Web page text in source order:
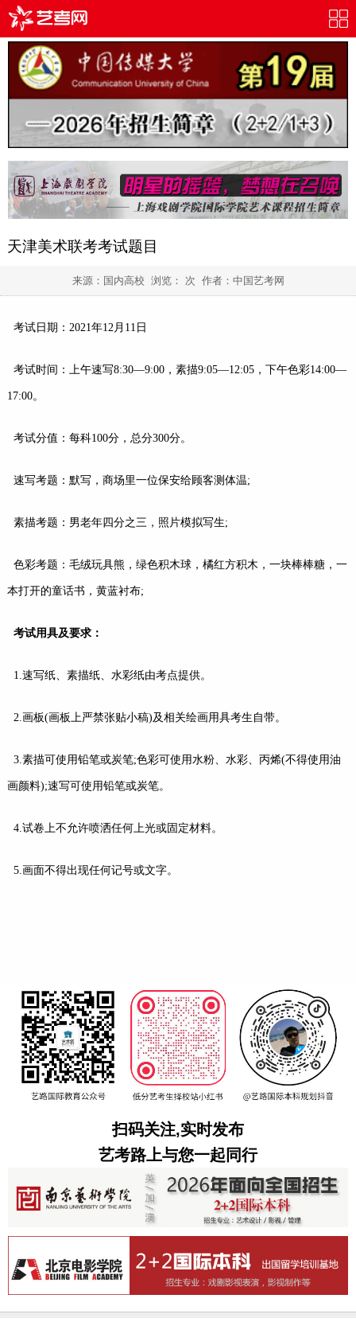
天津美术联考考试题目
来源：国内高校 浏览： 次 作者： 中国艺考网
考试日期：2021年12月11日
考试时间：上午速写8:30—9:00，素描9:05—12:05，下午色彩14:00—
17:00。
考试分值：每科100分，总分300分。
速写考题：默写，商场里一位保安给顾客测体温;
素描考题：男老年四分之三，照片模拟写生;
色彩考题：毛绒玩具熊，绿色积木球，橘红方积木，一块棒棒糖，一
本打开的童话书，黄蓝衬布;
考试用具及要求：
1.速写纸、素描纸、 水彩纸由考点提供。
2.画板(画板上严禁张贴小稿)及相关绘画用具考生自带。
3.素描可使用铅笔或炭笔;色彩可使用水粉、水彩、丙烯(不得使用油
画颜料);速写可使用铅笔或炭笔。
4.试卷上不允许喷洒任何上光或固定材料。
5.画面不得出现任何记号或文字。
扫码关注,实时发布
艺考路上与您一起同行